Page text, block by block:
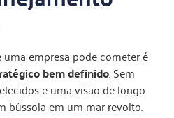
empresa pode cometer é
bem definido. Sem
e uma visão de longo
bússola em um mar revolto.